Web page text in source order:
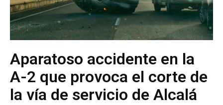
Aparatoso accidente en la
A-2 que provoca el corte de
la vía de servicio de Alcalá